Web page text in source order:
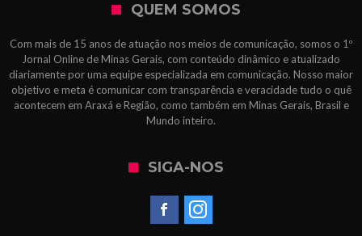
QUEM SOMOS
Com mais de 15 anos de atuação nos meios de comunicação, somos o 1º
Jornal Online de Minas Gerais, com conteúdo dinâmico e atualizado
diariamente por uma equipe especializada em comunicação. Nosso maior
objetivo e meta é comunicar com transparência e veracidade tudo o quê
acontecem em Araxá e Região, como também em Minas Gerais, Brasil e
Mundo inteiro.
SIGA-NOS